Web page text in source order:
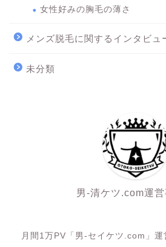
女性好みの胸毛の薄さ
メンズ脱毛に関するインタビュ
未分類
男-清ケツ.com運
月間1万PV「男-セイケツ.com」運